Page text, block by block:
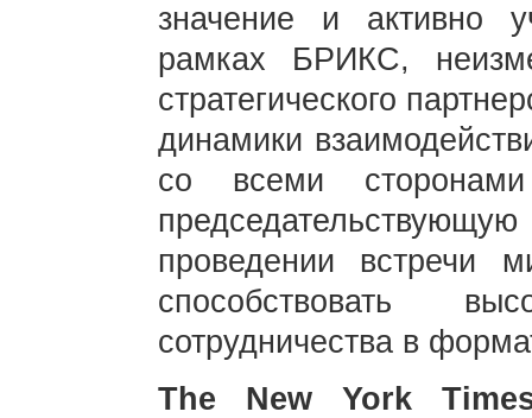
значение и активно
рамках БРИКС,
стратегического
динамики
со всеми
проведении встречи
способствовать
сотрудничества в
The New York